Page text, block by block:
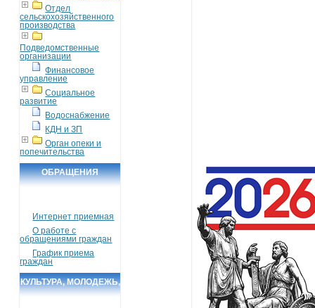
Отдел
сельскохозяйственного
производства
Подведомственные
организации
Финансовое
управление
Социальное
развитие
Водоснабжение
КДН и ЗП
Орган опеки и
попечительства
ОБРАЩЕНИЯ
Интернет приемная
О работе с
обращениями граждан
График приема
граждан
КУЛЬТУРА, МОЛОДЕЖЬ,